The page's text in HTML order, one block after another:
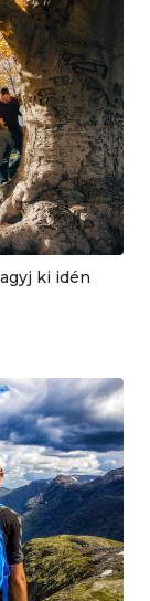
ki idén